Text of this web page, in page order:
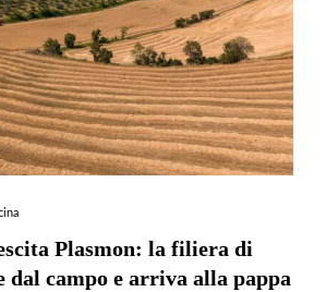
Plasmon: la filiera di
dal campo e arriva alla pappa